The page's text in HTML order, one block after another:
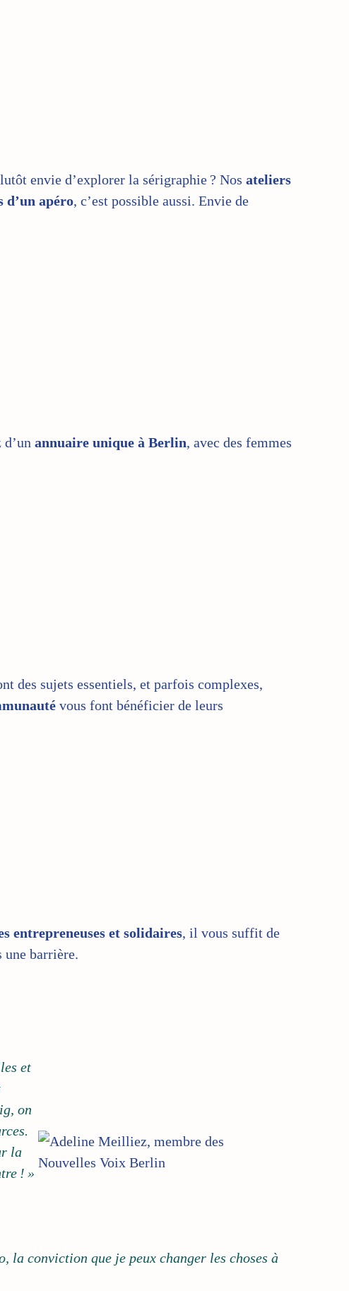
envie d’explorer la sérigraphie ? Nos ateliers
d’un apéro, c’est possible aussi. Envie de
annuaire unique à Berlin, avec des femmes
des sujets essentiels, et parfois complexes,
vous font bénéficier de leurs
entrepreneuses et solidaires, il vous suffit de
une barrière.
et
on
la
! »
la conviction que je peux changer les choses à